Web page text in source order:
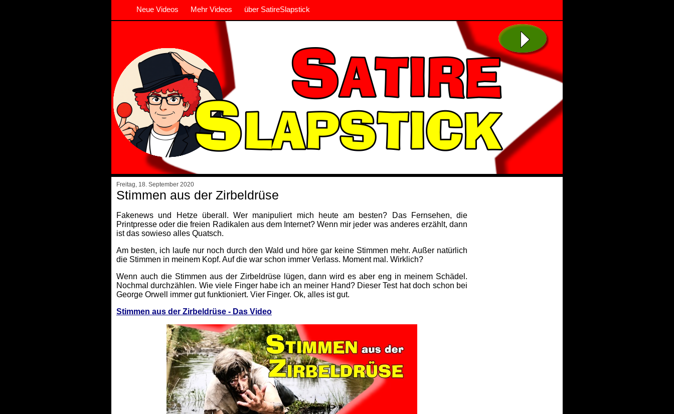
Neue Videos Mehr Videos über SatireSlapstick
Freitag, 18. September 2020
Stimmen aus der Zirbeldrüse
Fakenews und Hetze überall. Wer manipuliert mich heute am besten? Das Fernsehen, die
Printpresse oder die freien Radikalen aus dem Internet? Wenn mir jeder was anderes erzählt, dann
ist das sowieso alles Quatsch.
Am besten, ich laufe nur noch durch den Wald und höre gar keine Stimmen mehr. Außer natürlich
die Stimmen in meinem Kopf. Auf die war schon immer Verlass. Moment mal. Wirklich?
Wenn auch die Stimmen aus der Zirbeldrüse lügen, dann wird es aber eng in meinem Schädel.
Nochmal durchzählen. Wie viele Finger habe ich an meiner Hand? Dieser Test hat doch schon bei
George Orwell immer gut funktioniert. Vier Finger. Ok, alles ist gut.
Stimmen aus der Zirbeldrüse - Das Video